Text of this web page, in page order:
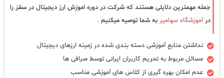
جمله مهمترین دلایلی هستند که شرکت در دوره اموزش ارز دیجیتال در سقز را
درآموزشگاه سهامیر به شما توصیه میکنیم .
نداشتن منابع آموزشی دسته بندی شده در زمینه ارزهای دیجیتال
مسائل مربوط به تحریم کاربران ایرانی توسط صرافی ها
عدم امکان بهره گیری از کلاس های آموزشی مناسب